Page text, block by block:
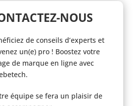
NOUS
de conseils d’experts et
un(e) pro ! Boostez votre
de marque en ligne avec
équipe se fera un plaisir de